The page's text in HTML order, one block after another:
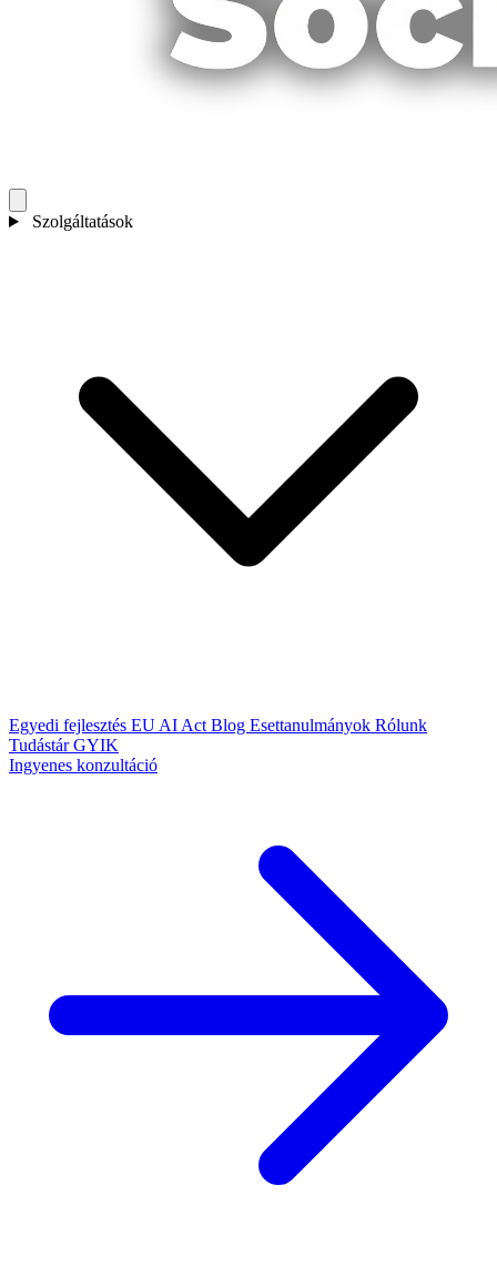
Szolgáltatások
Egyedi fejlesztés EU AI Act Blog Esettanulmányok Rólunk
TudástárGYIK
Ingyenes konzultáció